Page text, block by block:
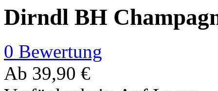
Dirndl BH
0 Bewertung
Ab 39,90 €